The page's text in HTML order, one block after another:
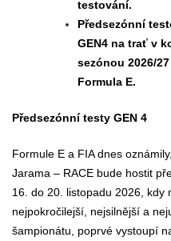
testování.
Předsezónní
GEN4 na trať v
sezónou 2026/
Formula E.
Předsezónní testy GEN 4
Formule E a FIA dnes
Jarama – RACE bude hostit
16. do 20. listopadu 2026, kdy
nejpokročilejší, nejsilnější a
šampionátu, poprvé vystoupí